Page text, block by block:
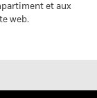
de fonds ESG
0 %), telle que
suit :
d'activité sont
MSCI ESG
et aux
web.